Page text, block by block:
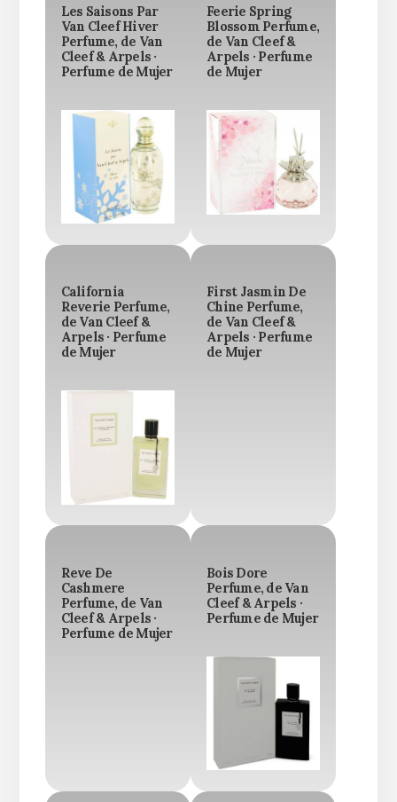
Les Saisons Par
Van Cleef Hiver
Perfume, de Van
Cleef & Arpels ·
Perfume de Mujer
Feerie Spring
Blossom Perfume,
de Van Cleef &
Arpels · Perfume
de Mujer
California
Reverie Perfume,
de Van Cleef &
Arpels · Perfume
de Mujer
First Jasmin De
Chine Perfume,
de Van Cleef &
Arpels · Perfume
de Mujer
Reve De
Cashmere
Perfume, de Van
Cleef & Arpels ·
Perfume de Mujer
Bois Dore
Perfume, de Van
Cleef & Arpels ·
Perfume de Mujer